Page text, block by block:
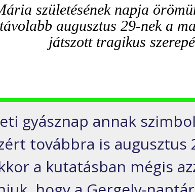
születésének napja
augusztus 29-nek a
játszott tragikus
gyásznap annak
továbbra is augusztus
a kutatásban mégis